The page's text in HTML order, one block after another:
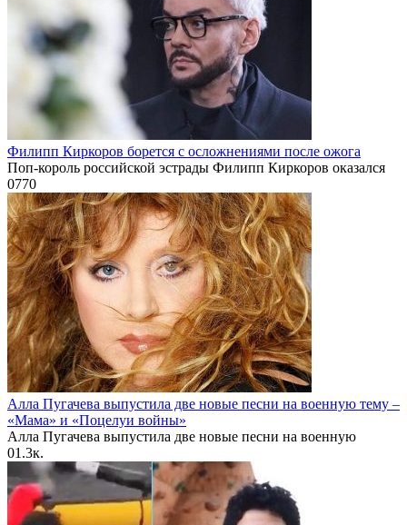
Филипп Киркоров борется с осложнениями после ожога
Поп-король российской эстрады Филипп Киркоров оказался
0770
Алла Пугачева выпустила две новые песни на военную тему –
«Мама» и «Поцелуи войны»
Алла Пугачева выпустила две новые песни на военную
01.3к.